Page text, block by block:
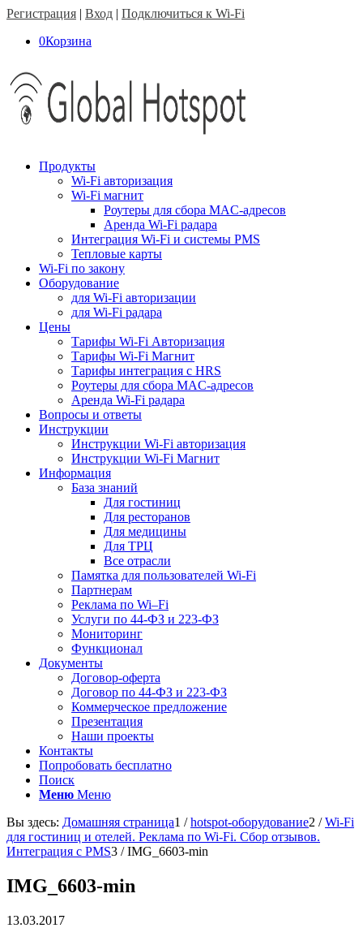
Регистрация | Вход | Подключиться к Wi-Fi
0Корзина
Продукты
Wi-Fi авторизация
Wi-Fi магнит
Роутеры для сбора MAC-адресов
Аренда Wi-Fi радара
Интеграция Wi-Fi и системы PMS
Тепловые карты
Wi-Fi по закону
Оборудование
для Wi-Fi авторизации
для Wi-Fi радара
Цены
Тарифы Wi-Fi Авторизация
Тарифы Wi-Fi Магнит
Тарифы интеграция с HRS
Роутеры для сбора MAC-адресов
Аренда Wi-Fi радара
Вопросы и ответы
Инструкции
Инструкции Wi-Fi авторизация
Инструкции Wi-Fi Магнит
Информация
База знаний
Для гостиниц
Для ресторанов
Для медицины
Для ТРЦ
Все отрасли
Памятка для пользователей Wi-Fi
Партнерам
Реклама по Wi–Fi
Услуги по 44-ФЗ и 223-ФЗ
Мониторинг
Функционал
Документы
Договор-оферта
Договор по 44-ФЗ и 223-ФЗ
Коммерческое предложение
Презентация
Наши проекты
Контакты
Попробовать бесплатно
Поиск
Меню Меню
Вы здесь: Домашняя страница1 / hotspot-оборудование2 / Wi-Fi
для гостиниц и отелей. Реклама по Wi-Fi. Сбор отзывов.
Интеграция с PMS3 / IMG_6603-min
IMG_6603-min
13.03.2017